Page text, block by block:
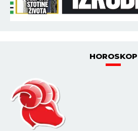
HOROSKOP